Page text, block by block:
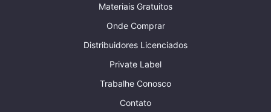
Materiais Gratuitos
Onde Comprar
Distribuidores Licenciados
Private Label
Trabalhe Conosco
Contato